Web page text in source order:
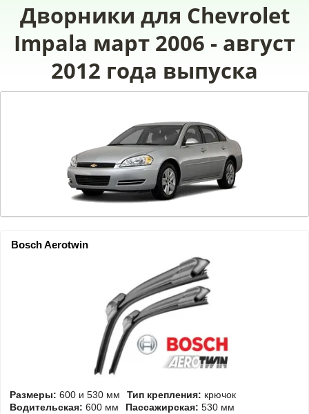
Дворники для Chevrolet
Impala март 2006 - август
2012 года выпуска
Bosch Aerotwin
Размеры: 600 и 530 мм Тип крепления: крючок
Водительская: 600 мм Пассажирская: 530 мм